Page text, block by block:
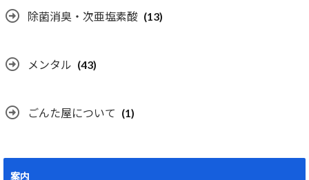
除菌消臭・次亜塩素酸 (13)
メンタル (43)
ごんた屋について (1)
案内